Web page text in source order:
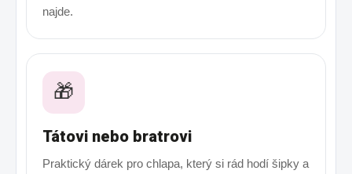
najde.
🎁
Tátovi nebo bratrovi
Praktický dárek pro chlapa, který si rád hodí šipky a